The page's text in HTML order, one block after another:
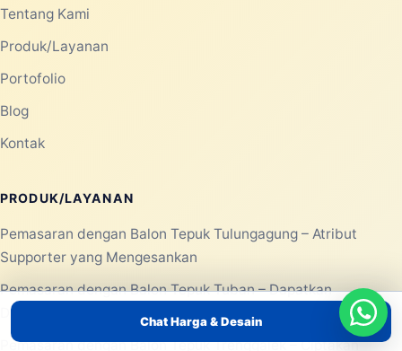
Chat Harga & Desain
Tentang Kami
Produk/Layanan
Portofolio
Blog
Kontak
PRODUK/LAYANAN
Pemasaran dengan Balon Tepuk Tulungagung – Atribut
Supporter yang Mengesankan
Pemasaran dengan Balon Tepuk Tuban – Dapatkan
Dukungan Meriah untuk Event Anda
Pemasaran dengan Balon Tepuk Trenggalek – Ciptakan